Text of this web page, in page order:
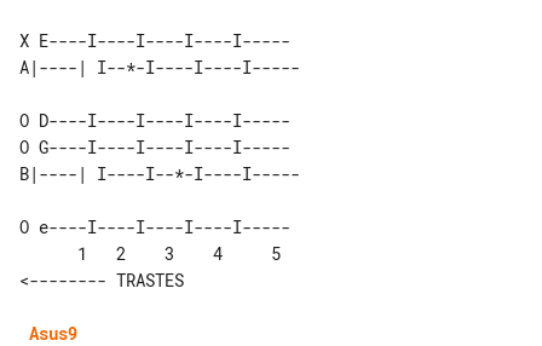
X E----I----I----I----I-----
O D----I----I----I----I-----
O e----I----I----I----I-----
<-------- TRASTES
Asus9